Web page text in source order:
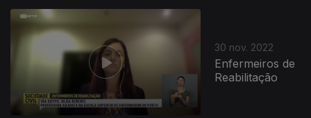
30 nov. 2022
Enfermeiros de
Reabilitação